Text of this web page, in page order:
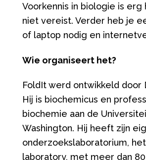
Voorkennis in biologie is erg
niet vereist. Verder heb je
of laptop nodig en
Wie organiseert het?
FoldIt werd ontwikkeld door
Hij is biochemicus en
biochemie aan de
Washington. Hij heeft zijn
onderzoekslaboratorium,
laboratory, met meer dan 80